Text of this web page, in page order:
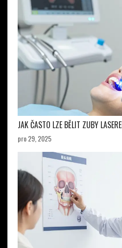
JAK ČASTO LZE BĚLIT ZUBY
pro 29, 2025